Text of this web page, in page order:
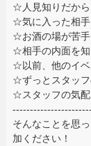
☆人見知りだか
☆気に入った相
☆お酒の場が苦手
☆相手の内面を
☆以前、他のイベ
☆ずっとスタッフ
☆スタッフの気配
そんなことを思
加ください！